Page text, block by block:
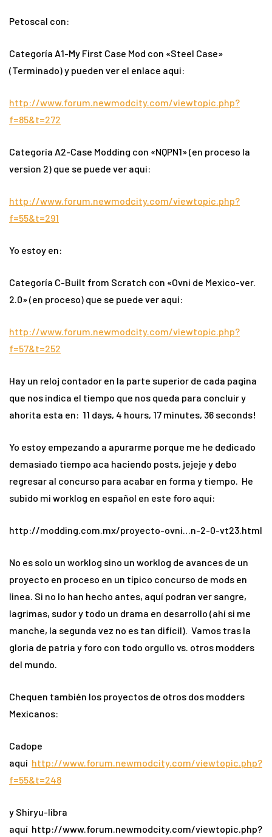
Petoscal con:
Categoría A1-My First Case Mod con «Steel Case»
(Terminado) y pueden ver el enlace aqui:
http://www.forum.newmodcity.com/viewtopic.php?
f=85&t=272
Categoría A2-Case Modding con «NQPN1» (en proceso la
version 2) que se puede ver aqui:
http://www.forum.newmodcity.com/viewtopic.php?
f=55&t=291
Yo estoy en:
Categoría C-Built from Scratch con «Ovni de Mexico-ver.
2.0» (en proceso) que se puede ver aqui:
http://www.forum.newmodcity.com/viewtopic.php?
f=57&t=252
Hay un reloj contador en la parte superior de cada pagina
que nos indica el tiempo que nos queda para concluir y
ahorita esta en: 11 days, 4 hours, 17 minutes, 36 seconds!
Yo estoy empezando a apurarme porque me he dedicado
demasiado tiempo aca haciendo posts, jejeje y debo
regresar al concurso para acabar en forma y tiempo. He
subido mi worklog en español en este foro aquí:
http://modding.com.mx/proyecto-ovni…n-2-0-vt23.html
No es solo un worklog sino un worklog de avances de un
proyecto en proceso en un típico concurso de mods en
linea. Si no lo han hecho antes, aquí podran ver sangre,
lagrimas, sudor y todo un drama en desarrollo (ahí si me
manche, la segunda vez no es tan difícil). Vamos tras la
gloria de patria y foro con todo orgullo vs. otros modders
del mundo.
Chequen también los proyectos de otros dos modders
Mexicanos:
Cadope
aquí http://www.forum.newmodcity.com/viewtopic.php?
f=55&t=248
y Shiryu-libra
aquí http://www.forum.newmodcity.com/viewtopic.php?